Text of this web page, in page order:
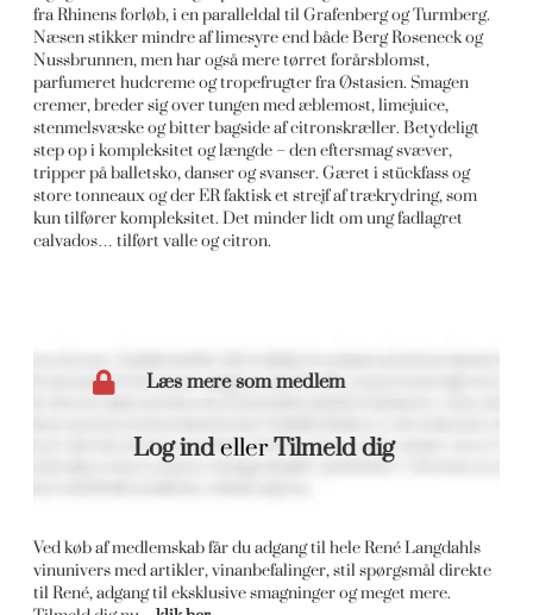
fra Rhinens forløb, i en paralleldal til Grafenberg og Turmberg.
Næsen stikker mindre af limesyre end både Berg Roseneck og
Nussbrunnen, men har også mere tørret forårsblomst,
parfumeret hudcreme og tropefrugter fra Østasien. Smagen
cremer, breder sig over tungen med æblemost, limejuice,
stenmelsvæske og bitter bagside af citronskræller. Betydeligt
step op i kompleksitet og længde – den eftersmag svæver,
tripper på balletsko, danser og svanser. Gæret i stückfass og
store tonneaux og der ER faktisk et strejf af trækrydring, som
kun tilfører kompleksitet. Det minder lidt om ung fadlagret
calvados… tilført valle og citron.
Læs mere som medlem
Log indellerTilmeld dig
Ved køb af medlemskab får du adgang til hele René Langdahls
vinunivers med artikler, vinanbefalinger, stil spørgsmål direkte
til René, adgang til eksklusive smagninger og meget mere.